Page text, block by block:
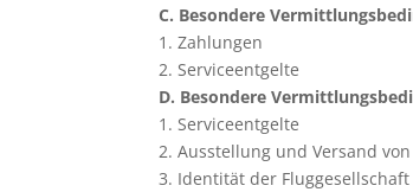
C. Besondere
1. Zahlungen
2. Serviceentgelte
D. Besondere
1. Serviceentgelte
2. Ausstellung und Versand
3. Identität der Fluggesellschaft